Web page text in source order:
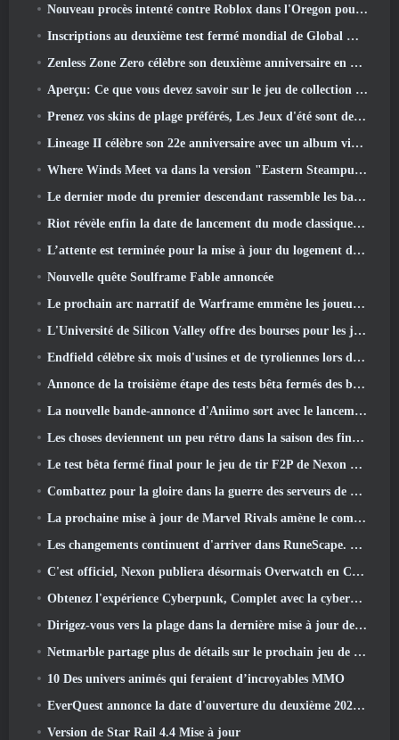
Nouveau procès intenté contre Roblox dans l'Oregon pour un incident de toilettage d'enfants
Inscriptions au deuxième test fermé mondial de Global MapleStory Classic
Zenless Zone Zero célèbre son deuxième anniversaire en offrant aux joueurs le choix d'un agent gratuit de rang S
Aperçu: Ce que vous devez savoir sur le jeu de collection de créatures de HoYoverse, Honkai: Lien âme
Prenez vos skins de plage préférés, Les Jeux d'été sont de retour sur Overwatch
Lineage II célèbre son 22e anniversaire avec un album vinyle en édition collector
Where Winds Meet va dans la version "Eastern Steampunk" 2.0
Le dernier mode du premier descendant rassemble les batailles difficiles d'interception du vide et les profondeurs.
Riot révèle enfin la date de lancement du mode classique de League Of Legends
L’attente est terminée pour la mise à jour du logement des grands joueurs de RuneScape
Nouvelle quête Soulframe Fable annoncée
Le prochain arc narratif de Warframe emmène les joueurs vers une toute nouvelle carte des étoiles, Le système Tau
L'Université de Silicon Valley offre des bourses pour les jeux et certaines des exigences sont intéressantes
Endfield célèbre six mois d'usines et de tyroliennes lors de sa prochaine mise à jour
Annonce de la troisième étape des tests bêta fermés des batailles d'infanterie de War Thunder
La nouvelle bande-annonce d'Aniimo sort avec le lancement du dernier test bêta fermé
Les choses deviennent un peu rétro dans la saison des finales 11 Mise à jour
Le test bêta fermé final pour le jeu de tir F2P de Nexon Sudden Attack Zero Point a débuté aujourd'hui
Combattez pour la gloire dans la guerre des serveurs de Lineage II
La prochaine mise à jour de Marvel Rivals amène le combat contre les dieux
Les changements continuent d'arriver dans RuneScape. Cette fois, c'est le logement des joueurs
C'est officiel, Nexon publiera désormais Overwatch en Corée du Sud
Obtenez l'expérience Cyberpunk, Complet avec la cyberpsychose, Dans le prochain événement crossover d’Apex Legends
Dirigez-vous vers la plage dans la dernière mise à jour de Palia
Netmarble partage plus de détails sur le prochain jeu de mise à niveau solo, Mise à niveau en solo: KARMA à l’Anime Expo
10 Des univers animés qui feraient d’incroyables MMO
EverQuest annonce la date d'ouverture du deuxième 2026 Serveur d'extension temporisé
Version de Star Rail 4.4 Mise à jour